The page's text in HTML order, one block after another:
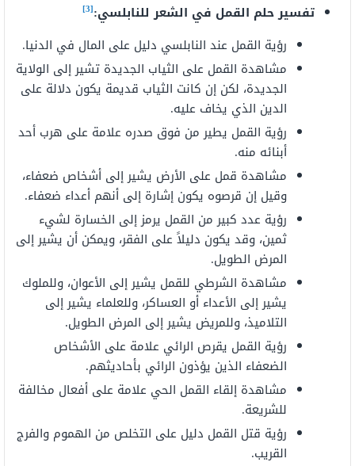
تفسير حلم القمل في الشعر للنابلسي:[3]
رؤية القمل عند النابلسي دليل على المال في الدنيا.
مشاهدة القمل على الثياب الجديدة تشير إلى الولاية
الجديدة، لكن إن كانت الثياب قديمة يكون دلالة على
الدين الذي يخاف عليه.
رؤية القمل يطير من فوق صدره علامة على هرب أحد
أبنائه منه.
مشاهدة قمل على الأرض يشير إلى أشخاص ضعفاء،
وقيل إن قرصوه يكون إشارة إلى أنهم أعداء ضعفاء.
رؤية عدد كبير من القمل يرمز إلى الخسارة لشيء
ثمين، وقد يكون دليلاً على الفقر، ويمكن أن يشير إلى
المرض الطويل.
مشاهدة الشرطي للقمل يشير إلى الأعوان، وللملوك
يشير إلى الأعداء أو العساكر، وللعلماء يشير إلى
التلاميذ، وللمريض يشير إلى المرض الطويل.
رؤية القمل يقرص الرائي علامة على الأشخاص
الضعفاء الذين يؤذون الرائي بأحاديثهم.
مشاهدة إلقاء القمل الحي علامة على أفعال مخالفة
للشريعة.
رؤية قتل القمل دليل على التخلص من الهموم والفرج
القريب.